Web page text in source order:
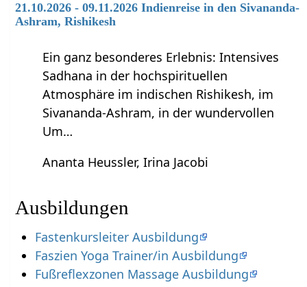
21.10.2026 - 09.11.2026 Indienreise in den Sivananda-
Ashram, Rishikesh
Ein ganz besonderes Erlebnis: Intensives
Sadhana in der hochspirituellen
Atmosphäre im indischen Rishikesh, im
Sivananda-Ashram, in der wundervollen
Um…
Ananta Heussler, Irina Jacobi
Ausbildungen
Fastenkursleiter Ausbildung
Faszien Yoga Trainer/in Ausbildung
Fußreflexzonen Massage Ausbildung